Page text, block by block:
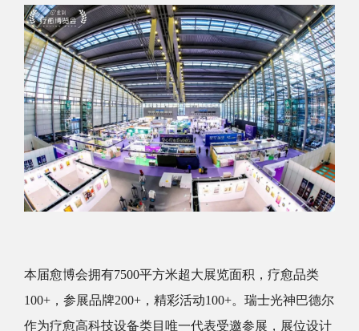
本届愈博会拥有7500平方米超大展览面积，疗愈品类
100+，参展品牌200+，精彩活动100+。瑞士光神巴德尔
作为疗愈高科技设备类目唯一代表受邀参展，展位设计